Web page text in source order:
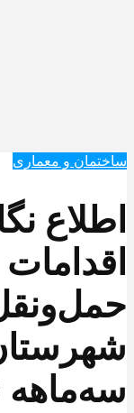
ساختمان و معماری
اطلاع
سه‌ماهه